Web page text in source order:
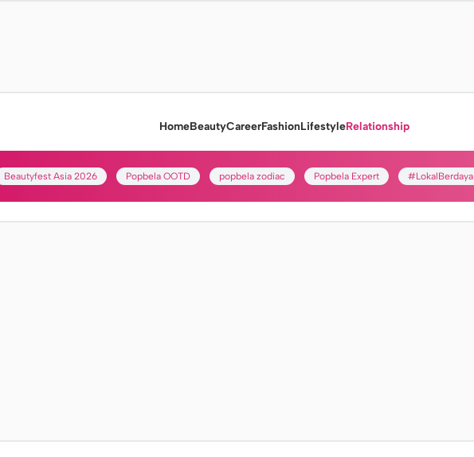
HomeBeautyCareerFashionLifestyleRelationship
Beautyfest Asia 2026 Popbela OOTD popbela zodiac Popbela Expert #LokalBerdaya